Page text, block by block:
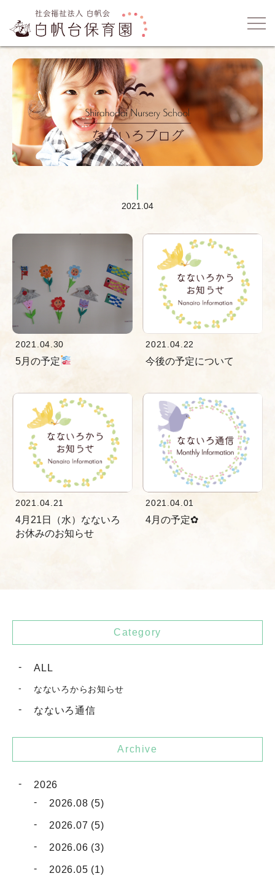
2021.04
2021.04.30
5月の予定
2021.04.22
今後の予定について
2021.04.21
4月21日（水）なないろ
お休みのお知らせ
2021.04.01
4月の予定✿
Category
ALL
なないろからお知らせ
なないろ通信
Archive
2026
2026.08 (5)
2026.07 (5)
2026.06 (3)
2026.05 (1)